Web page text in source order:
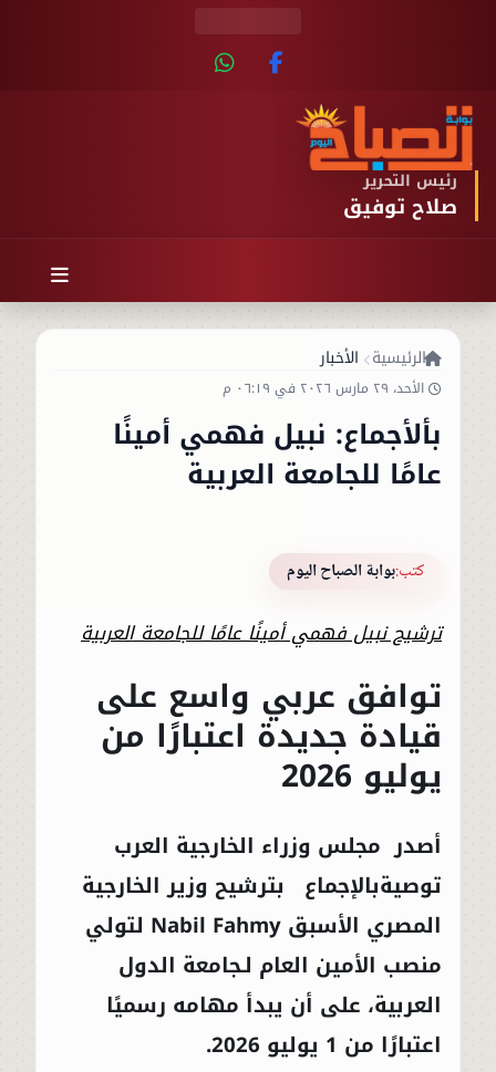
رئيس التحرير
صلاح توفيق
الرئيسية الأخبار
الأحد، ٢٩ مارس ٢٠٢٦ في ٠٦:١٩ م
بألأجماع: نبيل فهمي أمينًا
عامًا للجامعة العربية
كتب:بوابة الصباح اليوم
ترشيح نبيل فهمي أمينًا عامًا للجامعة العربية
توافق عربي واسع على
قيادة جديدة اعتبارًا من
يوليو 2026
أصدر مجلس وزراء الخارجية العرب
توصيةبالإجماع بترشيح وزير الخارجية
المصري الأسبق Nabil Fahmy لتولي
منصب الأمين العام لـجامعة الدول
العربية، على أن يبدأ مهامه رسميًا
اعتبارًا من 1 يوليو 2026.